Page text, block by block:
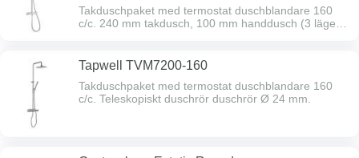
Takduschpaket med termostat duschblandare 160
c/c. 240 mm takdusch, 100 mm handdusch (3 lägen),
distansbricka Ø 80 mm.
Tapwell TVM7200-160
Takduschpaket med termostat duschblandare 160
c/c. Teleskopiskt duschrör duschrör Ø 24 mm.